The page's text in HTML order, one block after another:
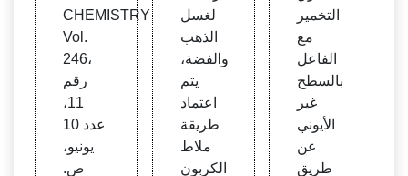
ي مع
المنظ
فات غ
ير الأي
ونية ف
ي تنق
سيتو
CHEMISTRY
Vol.
246،
رقم
11،
عدد 10
يونيو،
ص.
ي أكر
يلاميد
أنيوني
okin
gfloc
A252
لغسل
الذهب
والفضة،
يتم
اعتماد
طريقة
ملاط
الكربون
Mon
ascu
s في
محلو
ل مائ
ي غير
أيوني
خاف
التخمير
مع
الفاعل
بالسطح
غير
الأيوني
عن
طريق